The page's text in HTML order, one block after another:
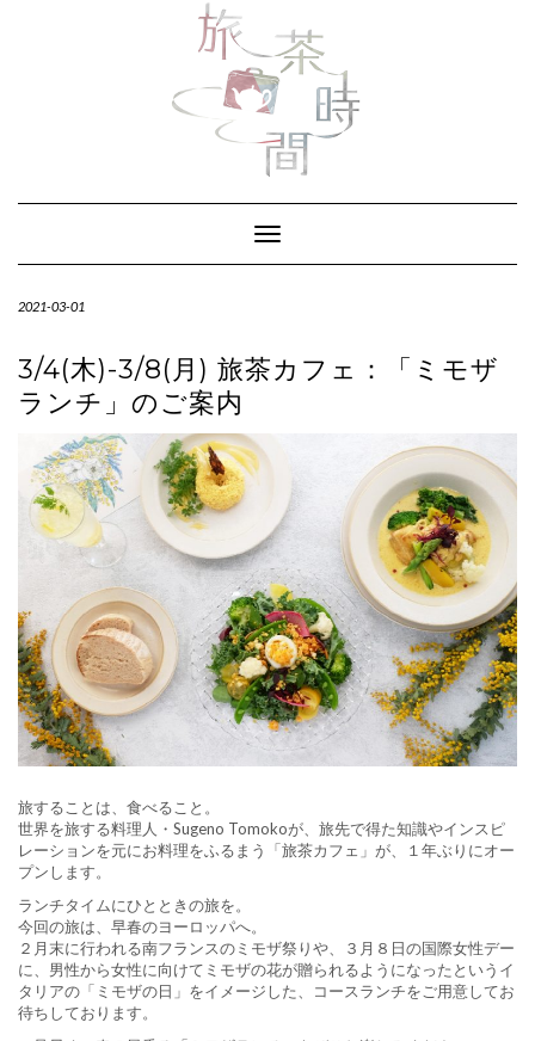
Toggle Navigation
2021-03-01
3/4(木)-3/8(月) 旅茶カフェ：「ミモザ
ランチ」のご案内
旅することは、食べること。
世界を旅する料理人・Sugeno Tomokoが、旅先で得た知識やインスピ
レーションを元にお料理をふるまう「旅茶カフェ」が、１年ぶりにオー
プンします。
ランチタイムにひとときの旅を。
今回の旅は、早春のヨーロッパへ。
２月末に行われる南フランスのミモザ祭りや、３月８日の国際女性デー
に、男性から女性に向けてミモザの花が贈られるようになったというイ
タリアの「ミモザの日」をイメージした、コースランチをご用意してお
待ちしております。